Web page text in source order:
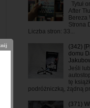
Tytuł
After
Bereza
Strona
Liczba stron: 33...
(342)
domu
Jeśli
tę
podróżniczką, żądną
(371)